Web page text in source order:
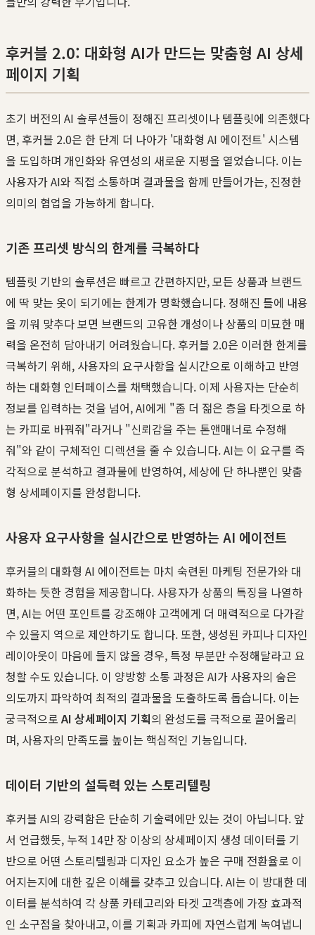
후커블 2.0: 대화형 AI가 만드는 맞춤형 AI 상세
페이지 기획
초기 버전의 AI 솔루션들이 정해진 프리셋이나 템플릿에 의존했다
면, 후커블 2.0은 한 단계 더 나아가 '대화형 AI 에이전트' 시스템
을 도입하며 개인화와 유연성의 새로운 지평을 열었습니다. 이는
사용자가 AI와 직접 소통하며 결과물을 함께 만들어가는, 진정한
의미의 협업을 가능하게 합니다.
기존 프리셋 방식의 한계를 극복하다
템플릿 기반의 솔루션은 빠르고 간편하지만, 모든 상품과 브랜드
에 딱 맞는 옷이 되기에는 한계가 명확했습니다. 정해진 틀에 내용
을 끼워 맞추다 보면 브랜드의 고유한 개성이나 상품의 미묘한 매
력을 온전히 담아내기 어려웠습니다. 후커블 2.0은 이러한 한계를
극복하기 위해, 사용자의 요구사항을 실시간으로 이해하고 반영
하는 대화형 인터페이스를 채택했습니다. 이제 사용자는 단순히
정보를 입력하는 것을 넘어, AI에게 "좀 더 젊은 층을 타겟으로 하
는 카피로 바꿔줘"라거나 "신뢰감을 주는 톤앤매너로 수정해
줘"와 같이 구체적인 디렉션을 줄 수 있습니다. AI는 이 요구를 즉
각적으로 분석하고 결과물에 반영하여, 세상에 단 하나뿐인 맞춤
형 상세페이지를 완성합니다.
사용자 요구사항을 실시간으로 반영하는 AI 에이전트
후커블의 대화형 AI 에이전트는 마치 숙련된 마케팅 전문가와 대
화하는 듯한 경험을 제공합니다. 사용자가 상품의 특징을 나열하
면, AI는 어떤 포인트를 강조해야 고객에게 더 매력적으로 다가갈
수 있을지 역으로 제안하기도 합니다. 또한, 생성된 카피나 디자인
레이아웃이 마음에 들지 않을 경우, 특정 부분만 수정해달라고 요
청할 수도 있습니다. 이 양방향 소통 과정은 AI가 사용자의 숨은
의도까지 파악하여 최적의 결과물을 도출하도록 돕습니다. 이는
궁극적으로 AI 상세페이지 기획의 완성도를 극적으로 끌어올리
며, 사용자의 만족도를 높이는 핵심적인 기능입니다.
데이터 기반의 설득력 있는 스토리텔링
후커블 AI의 강력함은 단순히 기술력에만 있는 것이 아닙니다. 앞
서 언급했듯, 누적 14만 장 이상의 상세페이지 생성 데이터를 기
반으로 어떤 스토리텔링과 디자인 요소가 높은 구매 전환율로 이
어지는지에 대한 깊은 이해를 갖추고 있습니다. AI는 이 방대한 데
이터를 분석하여 각 상품 카테고리와 타겟 고객층에 가장 효과적
인 소구점을 찾아내고, 이를 기획과 카피에 자연스럽게 녹여냅니